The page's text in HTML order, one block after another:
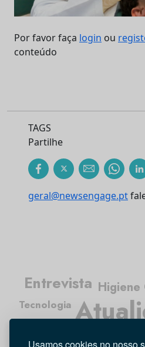
Por favor faça login ou
conteúdo
TAGS
Partilhe
geral@newsengage.pt
Higiene
Entrevista
Tecnologia